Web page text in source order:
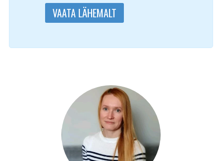
VAATA LÄHEMALT